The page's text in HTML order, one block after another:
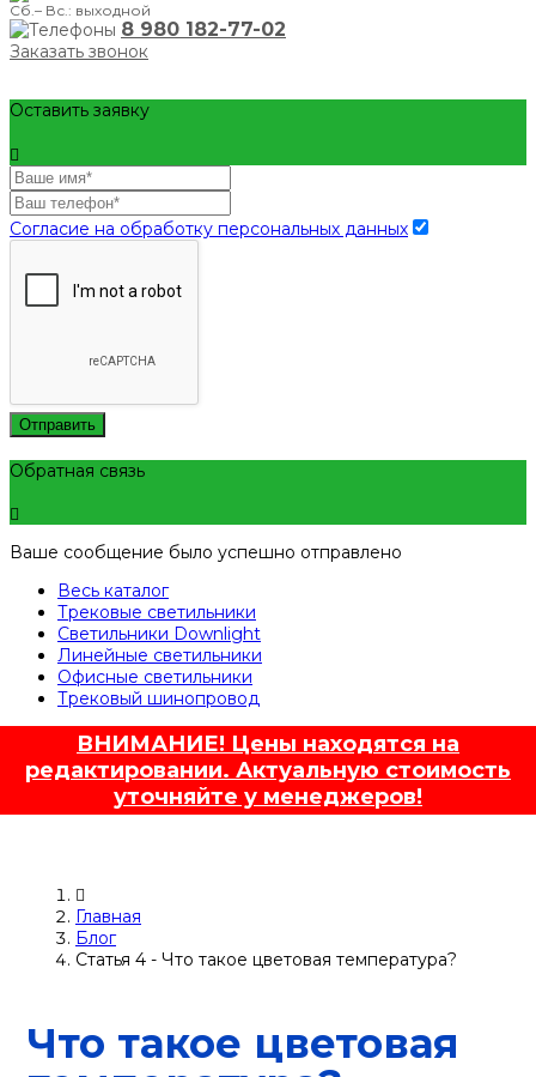
Сб.– Вс.: выходной
8 980 182-77-02
Заказать звонок
Оставить заявку
Согласие на обработку персональных данных
Отправить
Обратная связь
Ваше сообщение было успешно отправлено
Весь каталог
Трековые светильники
Светильники Downlight
Линейные светильники
Офисные светильники
Трековый шинопровод
ВНИМАНИЕ! Цены находятся на
редактировании. Актуальную стоимость
уточняйте у менеджеров!
Главная
Блог
Статья 4 - Что такое цветовая температура?
Что такое цветовая